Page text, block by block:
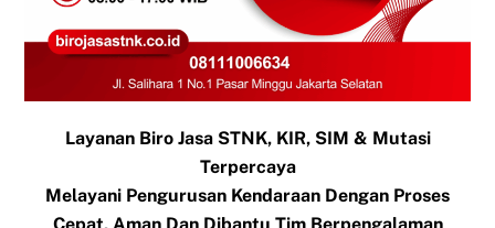
Layanan Biro Jasa STNK, KIR, SIM & Mutasi
Terpercaya
Melayani Pengurusan Kendaraan Dengan Proses